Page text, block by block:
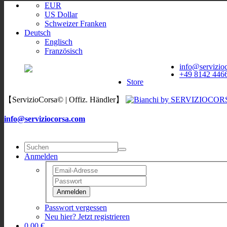
EUR
US Dollar
Schweizer Franken
Deutsch
Englisch
Französisch
ServizioCorsa
+49 8142
Store
【ServizioCorsa© | Offiz. Händler】
info@serviziocorsa.com
Anmelden
Anmelden
Passwort vergessen
Neu hier? Jetzt registrieren